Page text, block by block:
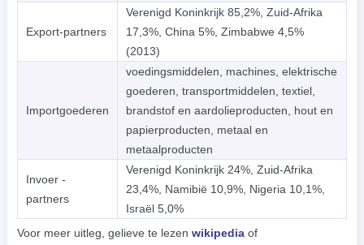
Export-partners
Verenigd Koninkrijk 85,2%, Zuid-Afrika
17,3%, China 5%, Zimbabwe 4,5%
(2013)
Importgoederen
voedingsmiddelen, machines, elektrische
goederen, transportmiddelen, textiel,
brandstof en aardolieproducten, hout en
papierproducten, metaal en
metaalproducten
Invoer -
partners
Verenigd Koninkrijk 24%, Zuid-Afrika
23,4%, Namibië 10,9%, Nigeria 10,1%,
Israël 5,0%
Voor meer uitleg, gelieve te lezen wikipediaof